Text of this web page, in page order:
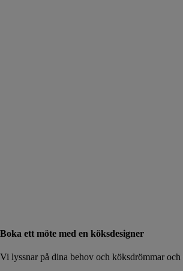
Boka ett möte med en köksdesigner
Vi lyssnar på dina behov och köksdrömmar